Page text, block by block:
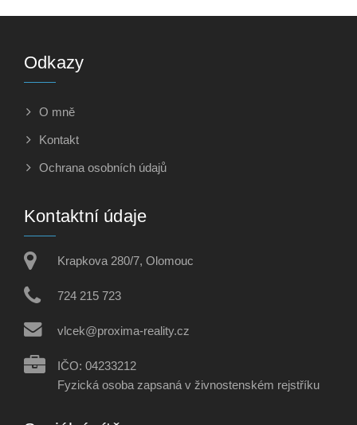
Odkazy
O mně
Kontakt
Ochrana osobních údajů
Kontaktní údaje
Krapkova 280/7, Olomouc
724 215 723
vlcek@proxima-reality.cz
IČO: 04233212
Fyzická osoba zapsaná v živnostenském rejstříku